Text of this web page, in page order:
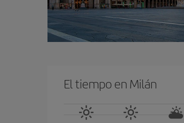
El tiempo en Milán